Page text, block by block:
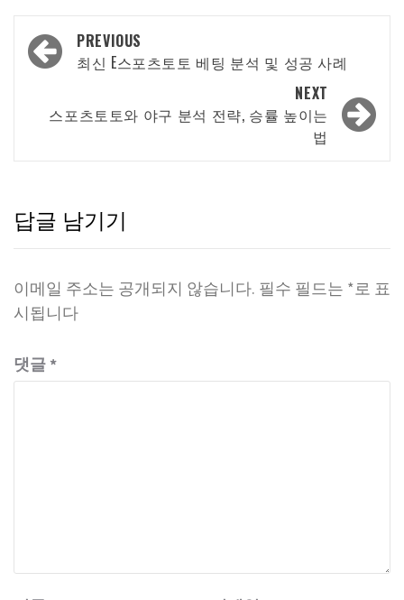
Post
navigation
PREVIOUS
최신 E스포츠토토 베팅 분석 및 성공 사례
NEXT
스포츠토토와 야구 분석 전략, 승률 높이는
법
답글 남기기
이메일 주소는 공개되지 않습니다. 필수 필드는 *로 표
시됩니다
댓글 *